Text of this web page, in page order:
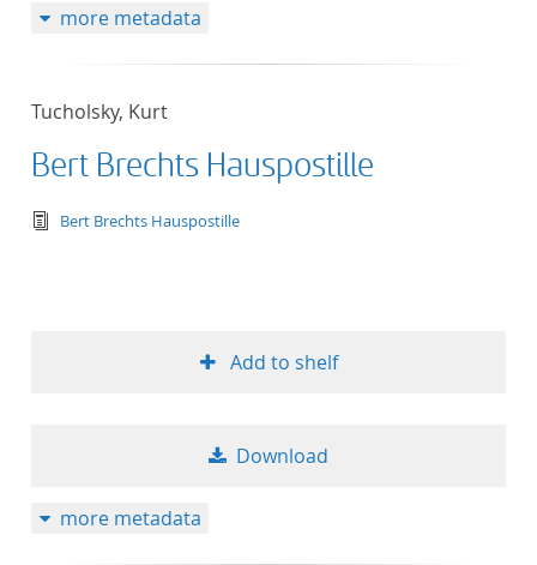
more metadata
Tucholsky, Kurt
Bert Brechts Hauspostille
text/tg.edition+tg.aggregation+xml
Bert Brechts Hauspostille
Add to shelf
Download
more metadata